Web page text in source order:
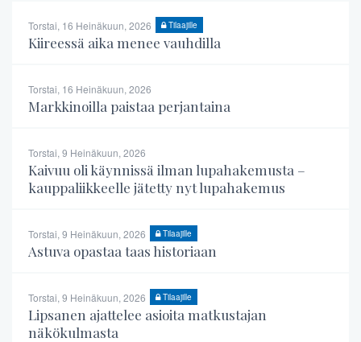
Torstai, 16 Heinäkuun, 2026 Tilaajille
Kiireessä aika menee vauhdilla
Torstai, 16 Heinäkuun, 2026
Markkinoilla paistaa perjantaina
Torstai, 9 Heinäkuun, 2026
Kaivuu oli käynnissä ilman lupahakemusta –
kauppaliikkeelle jätetty nyt lupahakemus
Torstai, 9 Heinäkuun, 2026 Tilaajille
Astuva opastaa taas historiaan
Torstai, 9 Heinäkuun, 2026 Tilaajille
Lipsanen ajattelee asioita matkustajan
näkökulmasta